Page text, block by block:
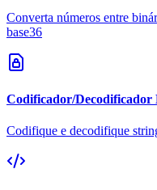
Converta números entre
base36
Codificador/Decodificador
Codifique e decodifique